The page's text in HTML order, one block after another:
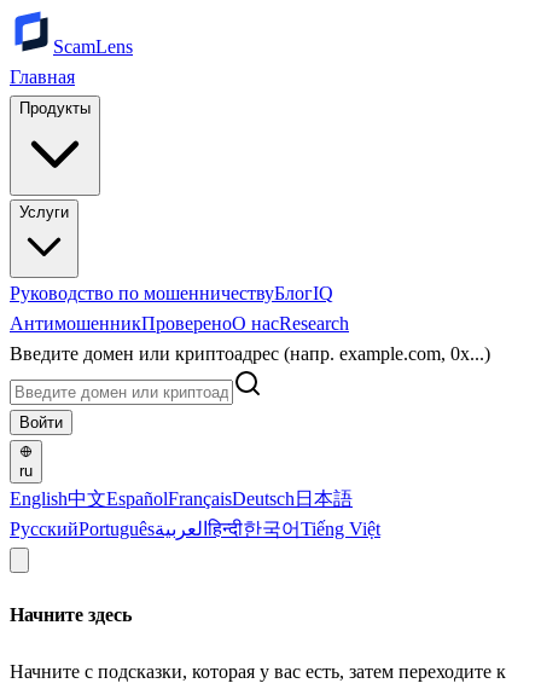
ScamLens
Главная
Продукты
Услуги
Руководство по мошенничествуБлогIQ
АнтимошенникПровереноО насResearch
Введите домен или криптоадрес (напр. example.com, 0x...)
Войти
ru
English中文EspañolFrançaisDeutsch 日本語
РусскийPortuguêsالعربيةहिन्दी한국어Tiếng Việt
Начните здесь
Начните с подсказки, которая у вас есть, затем переходите к